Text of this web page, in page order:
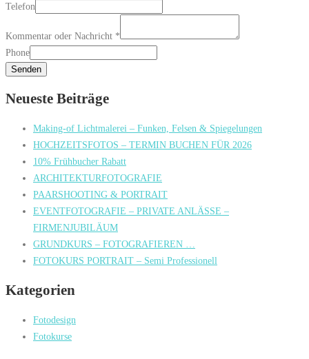
E-
Adresse
oder
Telefon
Kommentar oder Nachricht *
Phone
Senden
Neueste Beiträge
Making-of Lichtmalerei – Funken, Felsen & Spiegelungen
HOCHZEITSFOTOS – TERMIN BUCHEN FÜR 2026
10% Frühbucher Rabatt
ARCHITEKTURFOTOGRAFIE
PAARSHOOTING & PORTRAIT
EVENTFOTOGRAFIE – PRIVATE ANLÄSSE –
FIRMENJUBILÄUM
GRUNDKURS – FOTOGRAFIEREN …
FOTOKURS PORTRAIT – Semi Professionell
Kategorien
Fotodesign
Fotokurse